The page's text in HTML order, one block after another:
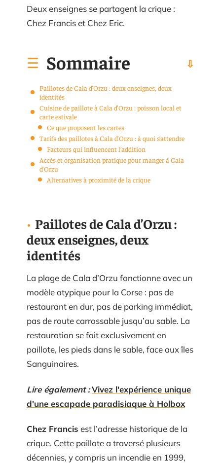
Deux enseignes se partagent la crique :
Chez Francis et Chez Eric.
Sommaire
Paillotes de Cala d’Orzu : deux enseignes, deux
identités
Cuisine de paillote à Cala d’Orzu : poisson local et
carte estivale
Ce que proposent les cartes
Tarifs des paillotes à Cala d’Orzu : à quoi s’attendre
Facteurs qui influencent l’addition
Accès et organisation pratique pour manger à Cala
d’Orzu
Alternatives à proximité de la crique
Paillotes de Cala d’Orzu :
deux enseignes, deux
identités
La plage de Cala d’Orzu fonctionne avec un
modèle atypique pour la Corse : pas de
restaurant en dur, pas de parking immédiat,
pas de route carrossable jusqu’au sable. La
restauration se fait exclusivement en
paillote, les pieds dans le sable, face aux îles
Sanguinaires.
Lire également :Vivez l'expérience unique
d'une escapade paradisiaque à Holbox
Chez Francis est l’adresse historique de la
crique. Cette paillote a traversé plusieurs
décennies, y compris un incendie en 1999,